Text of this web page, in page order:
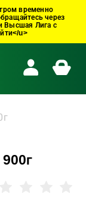
временно
через
Высшая Лига с
u>